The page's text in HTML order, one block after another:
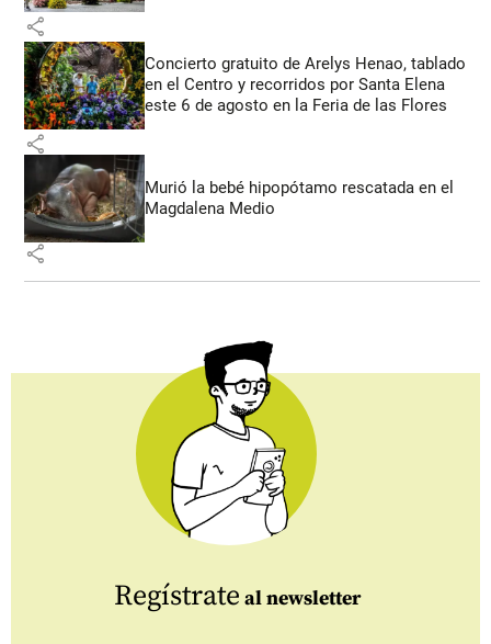
share
Concierto gratuito de Arelys Henao, tablado
en el Centro y recorridos por Santa Elena
este 6 de agosto en la Feria de las Flores
share
Murió la bebé hipopótamo rescatada en el
Magdalena Medio
share
Regístrate al newsletter